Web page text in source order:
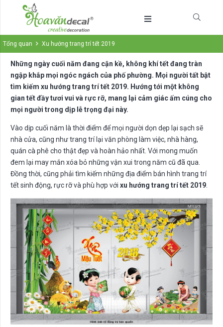
Tổng quan Xu hướng trang trí tết 2019
Những ngày cuối năm đang cận kề, không khí tết đang tràn
ngập khắp mọi ngóc ngách của phố phường. Mọi người tất bật
tìm kiếm xu hướng trang trí tết 2019. Hướng tới một không
gian tết đầy tươi vui và rực rỡ, mang lại cảm giác ấm cúng cho
mọi người trong dịp lễ trọng đại này.
Vào dịp cuối năm là thời điểm để mọi người dọn dẹp lại sạch sẽ
nhà cửa, cũng như trang trí lại văn phòng làm việc, nhà hàng,
quán cà phê cho thật đẹp và hoàn hảo nhất. Với mong muốn
đem lại may mắn xóa bỏ những vận xui trong năm cũ đã qua.
Đồng thời, cũng phải tìm kiếm những địa điểm bán hình trang trí
tết sinh động, rực rỡ và phù hợp với xu hướng trang trí tết 2019